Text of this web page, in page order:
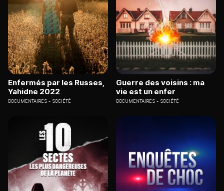
Enfermés par les Russes,
Yahidne 2022
DOCUMENTAIRES SOCIÉTÉ
Guerre des voisins : ma
vie est un enfer
DOCUMENTAIRES SOCIÉTÉ